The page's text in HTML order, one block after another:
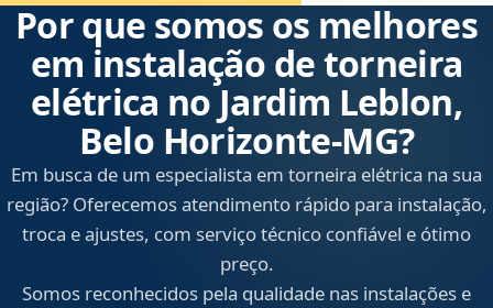
Por que somos os melhores
em instalação de torneira
elétrica no Jardim Leblon,
Belo Horizonte‑MG?
Em busca de um especialista em torneira elétrica na sua
região? Oferecemos atendimento rápido para instalação,
troca e ajustes, com serviço técnico confiável e ótimo
preço.
Somos reconhecidos pela qualidade nas instalações e